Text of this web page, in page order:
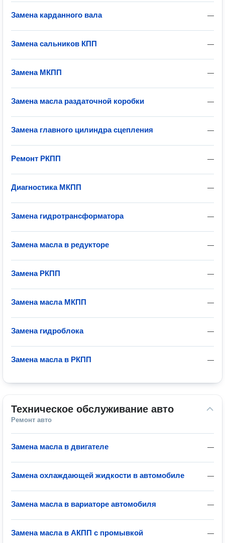
—
Замена карданного вала
—
Замена сальников КПП
—
Замена МКПП
—
Замена масла раздаточной коробки
—
Замена главного цилиндра сцепления
—
Ремонт РКПП
—
Диагностика МКПП
—
Замена гидротрансформатора
—
Замена масла в редукторе
—
Замена РКПП
—
Замена масла МКПП
—
Замена гидроблока
—
Замена масла в РКПП
Техническое обслуживание авто
Ремонт авто
—
Замена масла в двигателе
—
Замена охлаждающей жидкости в автомобиле
—
Замена масла в вариаторе автомобиля
—
Замена масла в АКПП с промывкой